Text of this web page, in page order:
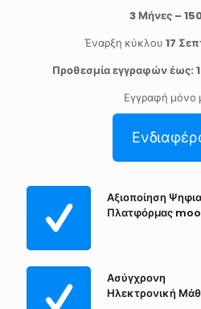
3 Μήνες –
Έναρξη κύκλου 17
Προθεσμία εγγραφών έως:
Εγγραφή μόνο
Αξιοποίηση
Πλατφόρμας
Ασύγχρονη
Ηλεκτρονική